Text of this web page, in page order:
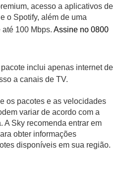
acesso a aplicativos de
o Spotify, além de uma
100 Mbps. Assine no 0800
pacote inclui apenas internet de
a canais de TV.
os pacotes e as velocidades
variar de acordo com a
A Sky recomenda entrar em
obter informações
disponíveis em sua região.